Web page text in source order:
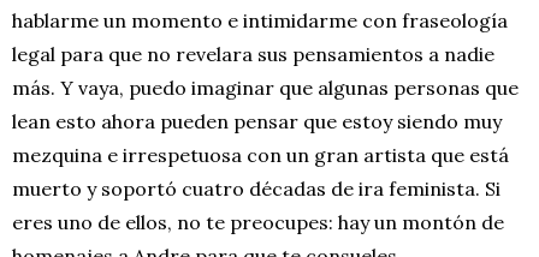
hablarme un momento e intimidarme con fraseología
legal para que no revelara sus pensamientos a nadie
más. Y vaya, puedo imaginar que algunas personas que
lean esto ahora pueden pensar que estoy siendo muy
mezquina e irrespetuosa con un gran artista que está
muerto y soportó cuatro décadas de ira feminista. Si
eres uno de ellos, no te preocupes: hay un montón de